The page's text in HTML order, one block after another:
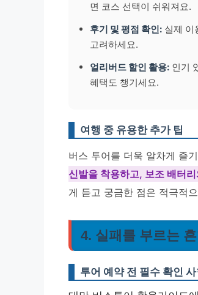
면 코스 선택이 쉬워져요.
후기 및 평점 확인: 실제 이
고려하세요.
얼리버드 할인 활용: 인기
혜택도 챙기세요.
여행 중 유용한 추가 팁
버스 투어를 더욱 알차게 즐
신발을 착용하고, 보조 배터
게 듣고 궁금한 점은 적극적
4. 실패를 부르는
투어 예약 전 필수 확인